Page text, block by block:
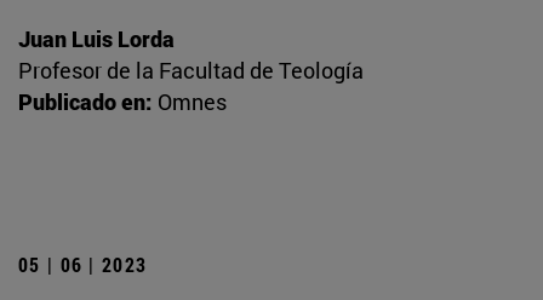
Juan Luis Lorda
Profesor de la Facultad de Teología
Publicado en: Omnes
05 | 06 | 2023